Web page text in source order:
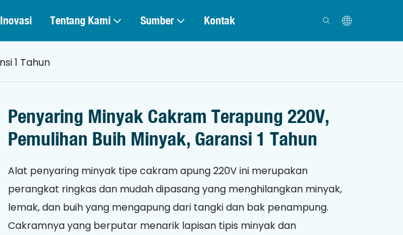
Inovasi Tentang Kami Sumber Kontak
1 Tahun
Penyaring Minyak Cakram Terapung 220V,
Pemulihan Buih Minyak, Garansi 1 Tahun
Alat penyaring minyak tipe cakram apung 220V ini merupakan
perangkat ringkas dan mudah dipasang yang menghilangkan minyak,
lemak, dan buih yang mengapung dari tangki dan bak penampung.
Cakramnya yang berputar menarik lapisan tipis minyak dan